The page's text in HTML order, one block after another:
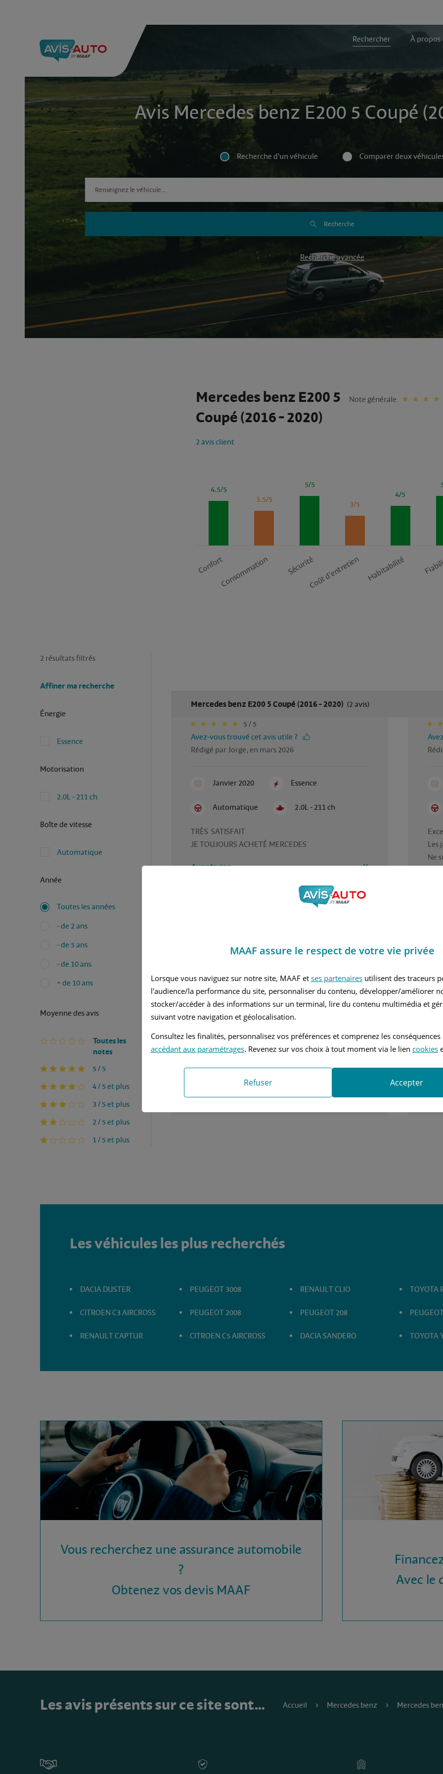
Rechercher À propos
Avis Mercedes benz E200 5 Coupé
Recherche d'un véhicule Comparer deux
Recherche
Recherche avancée
Mercedes benz E200 5
Coupé (2016 - 2020)
2 avis client
Note générale
4.5/5
Confort
3.5/5
Consommation
5/5
Sécurité
3/5
Coût d’entretien
4/5
Habitabilité
2 résultats filtrés
Affiner ma recherche
Énergie
Essence
Motorisation
2.0L - 211 ch
Boîte de vitesse
Automatique
Année
Toutes les années
- de 2 ans
- de 5 ans
- de 10 ans
+ de 10 ans
Moyenne des avis
Toutes les
notes
5 / 5
4 / 5 et plus
3 / 5 et plus
2 / 5 et plus
1 / 5 et plus
Mercedes benz E200 5 Coupé (2016 - 2020) (2 avis)
5 / 5
Avez-vous trouvé cet avis utile ?
Rédigé par Jorge, en mars 2026
Janvier 2020 Essence
Automatique 2.0L - 211 ch
TRÈS  SATISFAIT
JE TOUJOURS ACHETÉ MERCEDES
Avantages
Les
Le
La
La
Les
La
C
Les véhicules les plus recherchés
DACIA DUSTER
CITROEN C3 AIRCROSS
RENAULT CAPTUR
PEUGEOT 3008
PEUGEOT 2008
CITROEN C5 AIRCROSS
RENAULT CLIO
PEUGEOT 208
DACIA SANDERO
TOYOTA
TOYOTA
Vous recherchez une assurance automobile
?
Obtenez vos devis MAAF
Avec le
Les avis présents sur ce site sont… Accueil Mercedes benz Mercedes
MAAF assure le respect de votre vie privée
Lorsque vous naviguez sur notre site, MAAF et ses partenairesutilisent des traceurs
l'audience/la performance du site, personnaliser du contenu, développer/améliorer
stocker/accéder à des informations sur un terminal, lire du contenu multimédia et
suivant votre navigation et géolocalisation.
Consultez les finalités, personnalisez vos préférences et comprenez les
accédant aux paramétrages. Revenez sur vos choix à tout moment via le lien cookies
Refuser Accepter